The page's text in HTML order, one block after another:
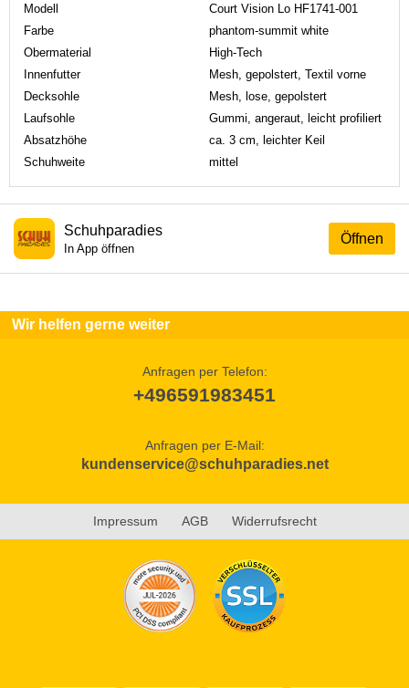
Modell
Court Vision Lo HF1741-001
Farbe
phantom-summit white
Obermaterial
High-Tech
Innenfutter
Mesh, gepolstert, Textil vorne
Decksohle
Mesh, lose, gepolstert
Laufsohle
Gummi, angeraut, leicht profiliert
Absatzhöhe
ca. 3 cm, leichter Keil
Schuhweite
mittel
Öffnen
Schuhparadies
In App öffnen
Wir helfen gerne weiter
Anfragen per Telefon:
+496591983451
Anfragen per E-Mail:
kundenservice@schuhparadies.net
Impressum AGB Widerrufsrecht